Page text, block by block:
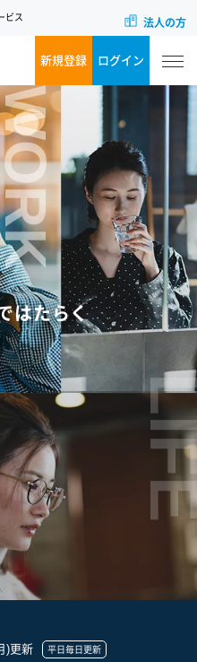
ビス 法人の方
新規登録 ログイン
はたらく
)更新 平日毎日更新